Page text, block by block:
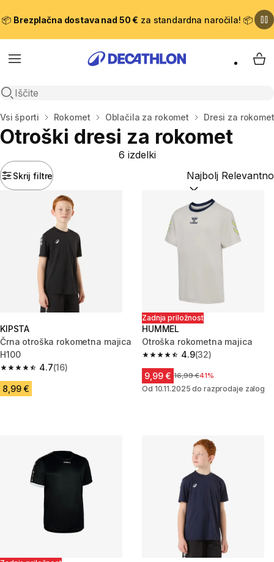
📦 Brezplačna dostava nad 50 € za standardna naročila! 📦
Meni
Odpri iskanje
Domov
Vsi športi Rokomet Oblačila za rokomet Dresi za rokomet
Otroški dresi za rokomet
Skrij filtre
6 izdelki
Razvrsti po:
KIPSTA
Črna otroška rokometna majica
H100
4.7
4.7 od 5 zvezdic from 16 ocene
(16)
8,99 €
Zadnja priložnost
HUMMEL
Otroška rokometna majica
4.9
4.9 od 5 zvezdic from 32 ocene
(32)
9,99 € Cena pred znižanjem
16,99 €41%
Od 10.11.2025 do razprodaje zalog